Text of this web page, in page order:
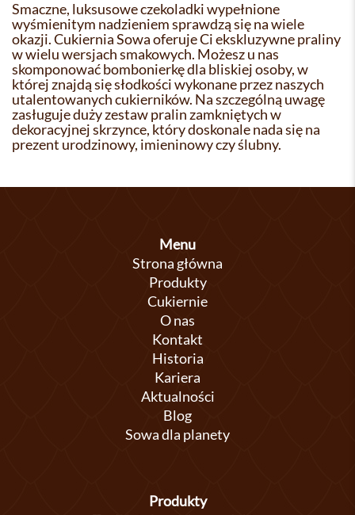
Smaczne, luksusowe czekoladki wypełnione
wyśmienitym nadzieniem sprawdzą się na wiele
okazji. Cukiernia Sowa oferuje Ci ekskluzywne praliny
w wielu wersjach smakowych. Możesz u nas
skomponować bombonierkę dla bliskiej osoby, w
której znajdą się słodkości wykonane przez naszych
utalentowanych cukierników. Na szczególną uwagę
zasługuje duży zestaw pralin zamkniętych w
dekoracyjnej skrzynce, który doskonale nada się na
prezent urodzinowy, imieninowy czy ślubny.
Menu
Strona główna
Produkty
Cukiernie
O nas
Kontakt
Historia
Kariera
Aktualności
Blog
Sowa dla planety
Produkty